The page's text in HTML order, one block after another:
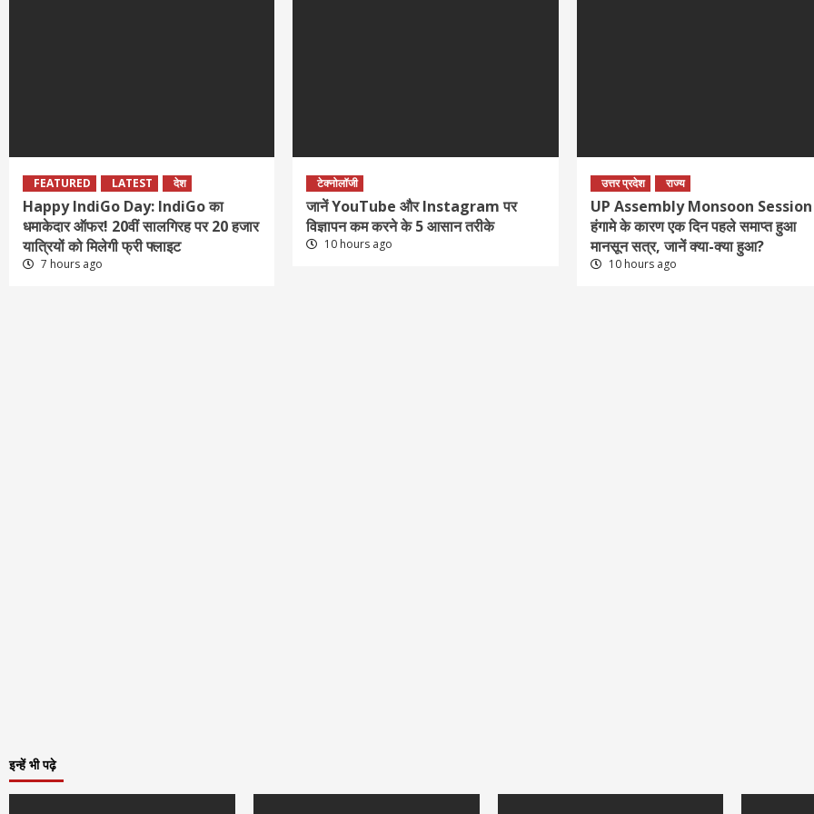
FEATURED LATEST देश
Happy IndiGo Day: IndiGo का
धमाकेदार ऑफर! 20वीं सालगिरह पर 20 हजार
यात्रियों को मिलेगी फ्री फ्लाइट
7 hours ago
टेक्नोलॉजी
जानें YouTube और Instagram पर
विज्ञापन कम करने के 5 आसान तरीके
10 hours ago
उत्तर प्रदेश राज्य
UP Assembly Monsoon Session
हंगामे के कारण एक दिन पहले समाप्त हुआ
मानसून सत्र, जानें क्या-क्या हुआ?
10 hours ago
इन्हें भी पढ़े